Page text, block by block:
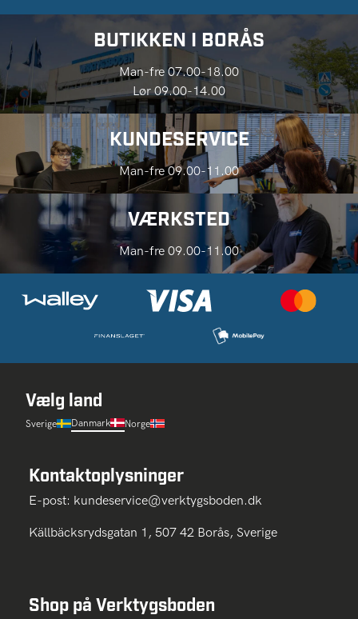
BUTIKKEN I BORÅS
Man-fre 07.00-18.00
Lør 09.00-14.00
KUNDESERVICE
Man-fre 09.00-11.00
VÆRKSTED
Man-fre 09.00-11.00
Vælg land
Sverige Danmark Norge
Kontaktoplysninger
E-post: kundeservice@verktygsboden.dk
Källbäcksrydsgatan 1, 507 42 Borås, Sverige
Shop på Verktygsboden